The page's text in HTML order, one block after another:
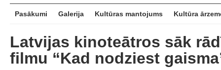
Pasākumi Galerija Kultūras mantojums Kultūra
Latvijas kinoteātros sāk
filmu “Kad nodziest